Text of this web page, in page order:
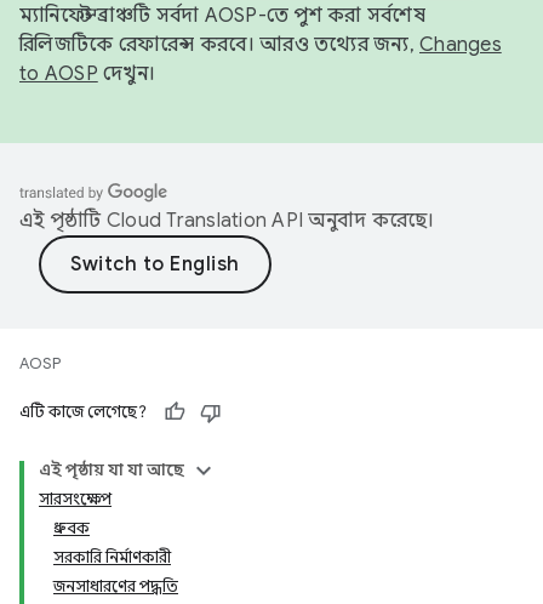
ম্যানিফেস্ট ব্রাঞ্চটি সর্বদা AOSP-তে পুশ করা সর্বশেষ
রিলিজটিকে রেফারেন্স করবে। আরও তথ্যের জন্য, Changes
to AOSP দেখুন।
এই পৃষ্ঠাটি Cloud Translation API অনুবাদ করেছে।
AOSP
এটি কাজে লেগেছে?
এই পৃষ্ঠায় যা যা আছে
সারসংক্ষেপ
ধ্রুবক
সরকারি নির্মাণকারী
জনসাধারণের পদ্ধতি